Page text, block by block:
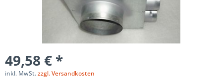
49,58 € *
inkl. MwSt.zzgl. Versandkosten